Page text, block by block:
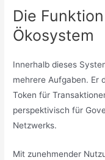
Die
Ökosystem
Innerhalb dieses
mehrere Aufgaben. Er
Token für
perspektivisch für
Netzwerks.
Mit zunehmender